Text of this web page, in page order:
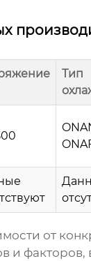
Тип
от
и факторов,